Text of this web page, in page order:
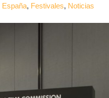
España, Festivales, Noticias